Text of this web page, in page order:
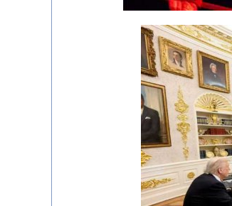
深证成指 14311.01